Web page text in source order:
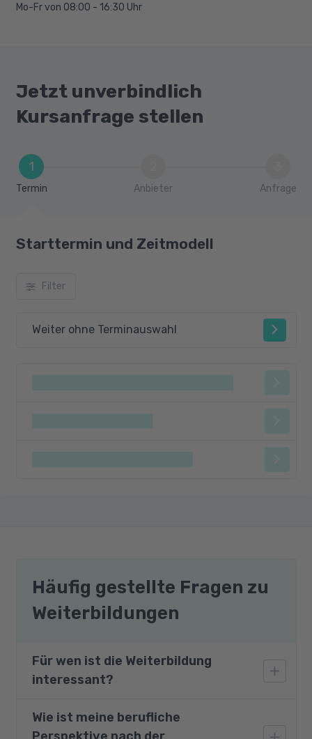
Mo-Fr von 08:00 - 16:30 Uhr
Jetzt unverbindlich
Kursanfrage stellen
1
Termin Anbieter Anfrage
Starttermin und Zeitmodell
Filter
Weiter ohne Terminauswahl
Häufig gestellte Fragen zu
Weiterbildungen
Für wen ist die Weiterbildung
interessant?
Diese Weiterbildung ist geeignet für Personen,
die Kleidungsstücke, Accessoires und Outfits
Wie ist meine berufliche